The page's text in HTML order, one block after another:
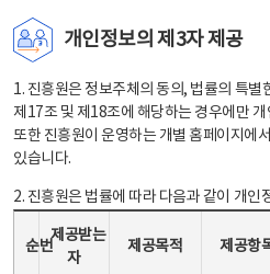
개인정보의 제3자 제공
1. 진흥원은 정보주체의 동의, 법률의 특별
제17조 및 제18조에 해당하는 경우에만
또한 진흥원이 운영하는 개별 홈페이지에
있습니다.
2. 진흥원은 법률에 따라 다음과 같이 개인
순번
제공받는
자
제공목적 제공항